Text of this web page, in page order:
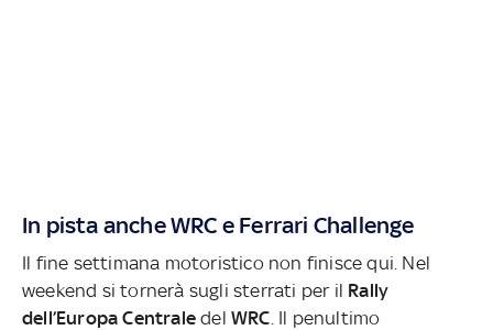
In pista anche WRC e Ferrari Challenge
Il fine settimana motoristico non finisce qui. Nel
weekend si tornerà sugli sterrati per il Rally
dell’Europa Centrale del WRC . Il penultimo